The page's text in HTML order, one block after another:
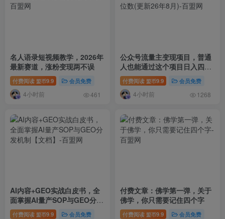
名人语录短视频教学，2026年
最新赛道，涨粉变现两不误
付费阅读 盟币9.9 会员免费
4小时前 461
公众号流量主变现项目，普通
人也能通过这个项目日入四位
数(更新26年8月)
付费阅读 盟币9.9 会员免费
4小时前 1268
AI内容+GEO实战白皮书，全
面掌握AI量产SOP与GEO分发
机制【文档】
付费阅读 盟币9.9 会员免费
付费文章：佛学第一弹，关于
佛学，你只需要记住四个字
付费阅读 盟币9.9 会员免费